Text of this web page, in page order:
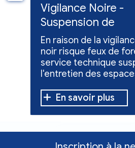
Vigilance Noire -
Suspension de
l'entretien des
espaces verts
En raison de la
noir risque feux de
service technique
l'entretien des
En savoir plus